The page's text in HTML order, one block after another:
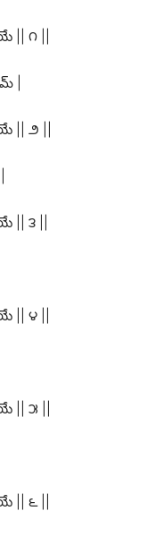
|| ౧ ||
|
|| ౨ ||
|| ౩ ||
|| ౪ ||
|| ౫ ||
|| ౬ ||